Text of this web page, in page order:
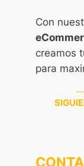
Con
creamos
para
—